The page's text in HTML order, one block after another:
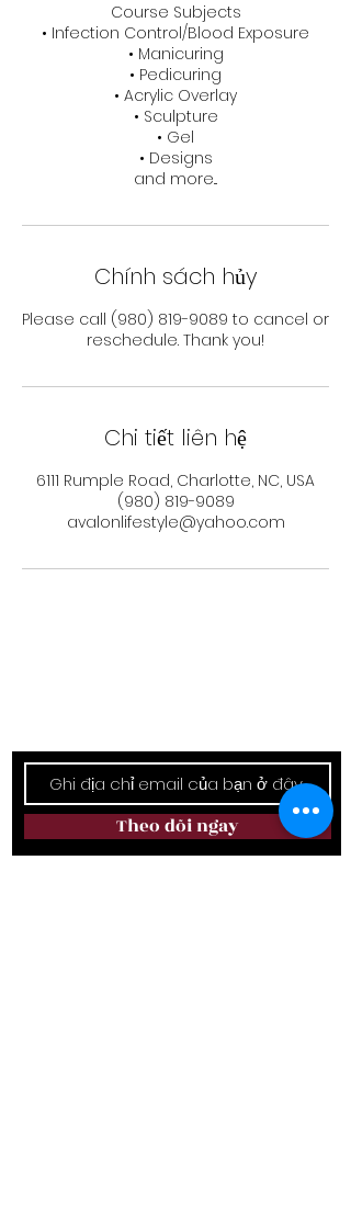
Course Subjects
• Infection Control/Blood Exposure
• Manicuring
• Pedicuring
• Acrylic Overlay
• Sculpture
• Gel
• Designs
and more...
Chính sách hủy
Please call (980) 819-9089 to cancel or
reschedule. Thank you!
Chi tiết liên hệ
6111 Rumple Road, Charlotte, NC, USA
(980) 819-9089
avalonlifestyle@yahoo.com
Theo dõi ngay